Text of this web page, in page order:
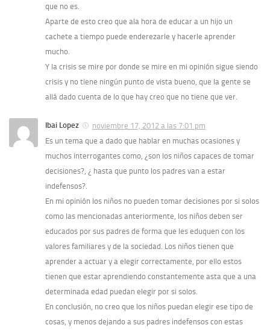
que no es.
Aparte de esto creo que ala hora de educar a un hijo un
cachete a tiempo puede enderezarle y hacerle aprender
mucho.
Y la crisis se mire por donde se mire en mi opinión sigue siendo
crisis y no tiene ningún punto de vista bueno, que la gente se
allá dado cuenta de lo que hay creo que no tiene que ver.
Ibai Lopez
noviembre 17, 2012 a las 7:01 pm
Es un tema que a dado que hablar en muchas ocasiones y
muchos interrogantes como, ¿son los niños capaces de tomar
decisiones?, ¿ hasta que punto los padres van a estar
indefensos?.
En mi opinión los niños no pueden tomar decisiones por si solos
como las mencionadas anteriormente, los niños deben ser
educados por sus padres de forma que les eduquen con los
valores familiares y de la sociedad. Los niños tienen que
aprender a actuar y a elegir correctamente, por ello estos
tienen que estar aprendiendo constantemente asta que a una
determinada edad puedan elegir por si solos.
En conclusión, no creo que los niños puedan elegir ese tipo de
cosas, y menos dejando a sus padres indefensos con estas